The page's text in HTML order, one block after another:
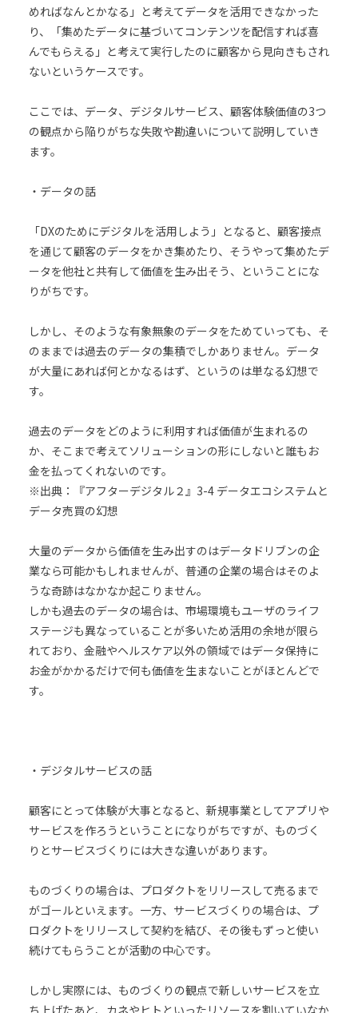
めればなんとかなる」と考えてデータを活用できなかった
り、「集めたデータに基づいてコンテンツを配信すれば喜
んでもらえる」と考えて実行したのに顧客から見向きもされ
ないというケースです。
ここでは、データ、デジタルサービス、顧客体験価値の3つ
の観点から陥りがちな失敗や勘違いについて説明していき
ます。
・データの話
「DXのためにデジタルを活用しよう」となると、顧客接点
を通じて顧客のデータをかき集めたり、そうやって集めたデ
ータを他社と共有して価値を生み出そう、ということにな
りがちです。
しかし、そのような有象無象のデータをためていっても、そ
のままでは過去のデータの集積でしかありません。データ
が大量にあれば何とかなるはず、というのは単なる幻想で
す。
過去のデータをどのように利用すれば価値が生まれるの
か、そこまで考えてソリューションの形にしないと誰もお
金を払ってくれないのです。
※出典：『アフターデジタル２』3-4 データエコシステムと
データ売買の幻想
大量のデータから価値を生み出すのはデータドリブンの企
業なら可能かもしれませんが、普通の企業の場合はそのよ
うな奇跡はなかなか起こりません。
しかも過去のデータの場合は、市場環境もユーザのライフ
ステージも異なっていることが多いため活用の余地が限ら
れており、金融やヘルスケア以外の領域ではデータ保持に
お金がかかるだけで何も価値を生まないことがほとんどで
す。
・デジタルサービスの話
顧客にとって体験が大事となると、新規事業としてアプリや
サービスを作ろうということになりがちですが、ものづく
りとサービスづくりには大きな違いがあります。
ものづくりの場合は、プロダクトをリリースして売るまで
がゴールといえます。一方、サービスづくりの場合は、プ
ロダクトをリリースして契約を結び、その後もずっと使い
続けてもらうことが活動の中心です。
しかし実際には、ものづくりの観点で新しいサービスを立
ち上げたあと、カネやヒトといったリソースを割いていなか